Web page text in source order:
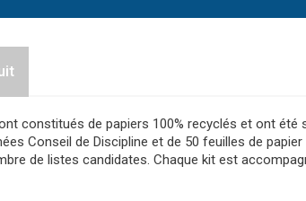
constitués de papiers 100% recyclés et ont
Conseil de Discipline et de 50 feuilles de
de listes candidates. Chaque kit est